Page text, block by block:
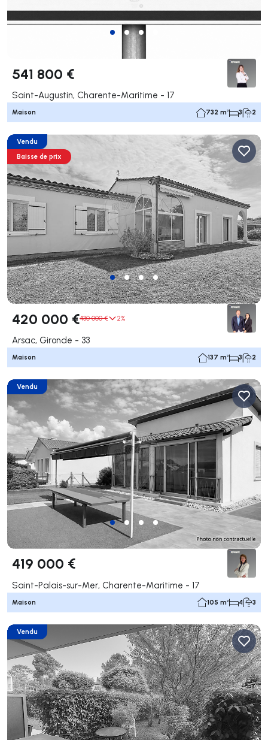
541 800 €
Saint-Augustin, Charente-Maritime - 17
Maison 732 m² 3 2
Vendu
Baisse de prix
420 000 €430 000 € 2%
Arsac, Gironde - 33
Maison 137 m² 3 2
Vendu
419 000 €
Saint-Palais-sur-Mer, Charente-Maritime - 17
Maison 105 m² 4 3
Vendu